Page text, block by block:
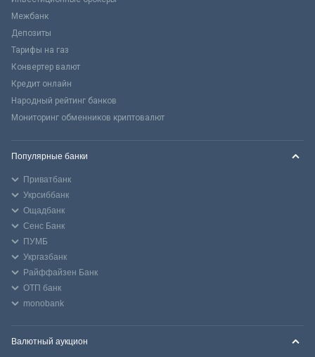
Межбанк
Депозиты
Тарифы на газ
Конвертер валют
Кредит онлайн
Народный рейтинг банков
Мониторинг обменников криптовалют
Популярные банки
Приватбанк
Укрсиббанк
Ощадбанк
Сенс Банк
ПУМБ
Укргазбанк
Райффайзен Банк
ОТП банк
monobank
Валютный аукцион